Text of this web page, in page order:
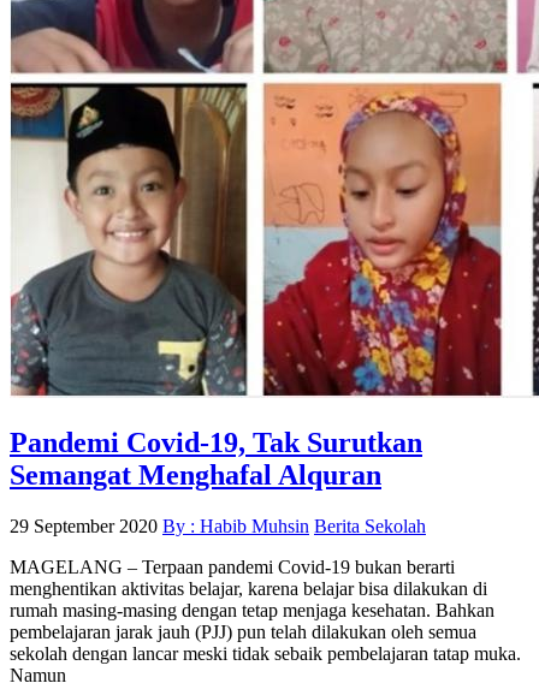
Pandemi Covid-19, Tak Surutkan
Semangat Menghafal Alquran
29 September 2020 By : Habib Muhsin Berita Sekolah
MAGELANG – Terpaan pandemi Covid-19 bukan berarti
menghentikan aktivitas belajar, karena belajar bisa dilakukan di
rumah masing-masing dengan tetap menjaga kesehatan. Bahkan
pembelajaran jarak jauh (PJJ) pun telah dilakukan oleh semua
sekolah dengan lancar meski tidak sebaik pembelajaran tatap muka.
Namun